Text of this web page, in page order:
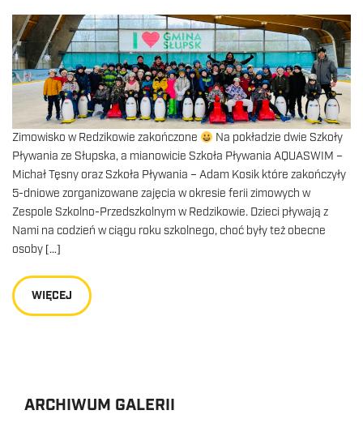
Zimowisko w Redzikowie zakończone
Na pokładzie dwie Szkoły
Pływania ze Słupska, a mianowicie Szkoła Pływania AQUASWIM –
Michał Tęsny oraz Szkoła Pływania – Adam Kosik które zakończyły
5-dniowe zorganizowane zajęcia w okresie ferii zimowych w
Zespole Szkolno-Przedszkolnym w Redzikowie. Dzieci pływają z
Nami na codzień w ciągu roku szkolnego, choć były też obecne
osoby […]
WIĘCEJ
ARCHIWUM GALERII